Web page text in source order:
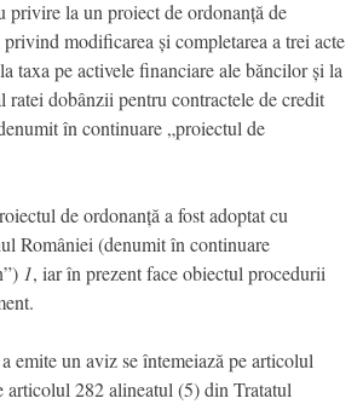
privire la un proiect de ordonanță de
modificarea și completarea a trei acte
taxa pe activele financiare ale băncilor și la
ratei dobânzii pentru contractele de credit
în continuare „proiectul de
de ordonanță a fost adoptat cu
României (denumit în continuare
1, iar în prezent face obiectul procedurii
emite un aviz se întemeiază pe articolul
articolul 282 alineatul (5) din Tratatul